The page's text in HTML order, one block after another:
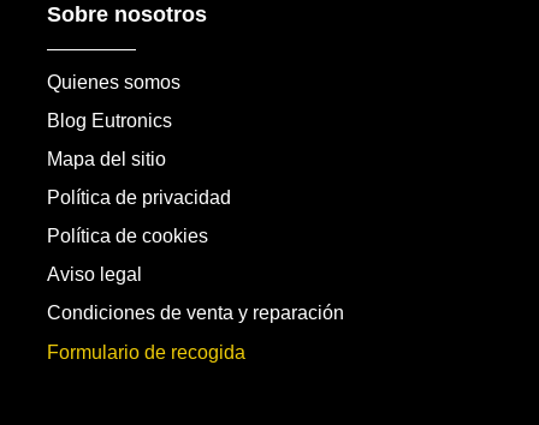
Sobre nosotros
Quienes somos
Blog Eutronics
Mapa del sitio
Política de privacidad
Política de cookies
Aviso legal
Condiciones de venta y reparación
Formulario de recogida